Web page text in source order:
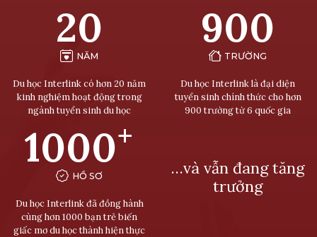
20
NĂM
Du học Interlink có hơn 20 năm
kinh nghiệm hoạt động trong
ngành tuyển sinh du học
900
TRƯỜNG
Du học Interlink là đại diện
tuyển sinh chính thức cho hơn
900 trường từ 6 quốc gia
1000+
HỒ SƠ
Du học Interlink đã đồng hành
cùng hơn 1000 bạn trẻ biến
giấc mơ du học thành hiện thực
…và vẫn đang tăng
trưởng